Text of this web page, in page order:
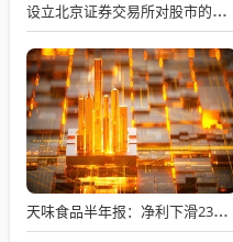
设立北京证券交易所对股市的影响
天味食品半年报：净利下滑23%，下半年需狂揽26亿救命钱！